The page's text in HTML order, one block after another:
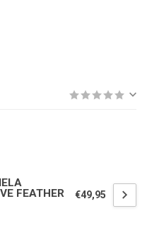
FEATHER
€49,95